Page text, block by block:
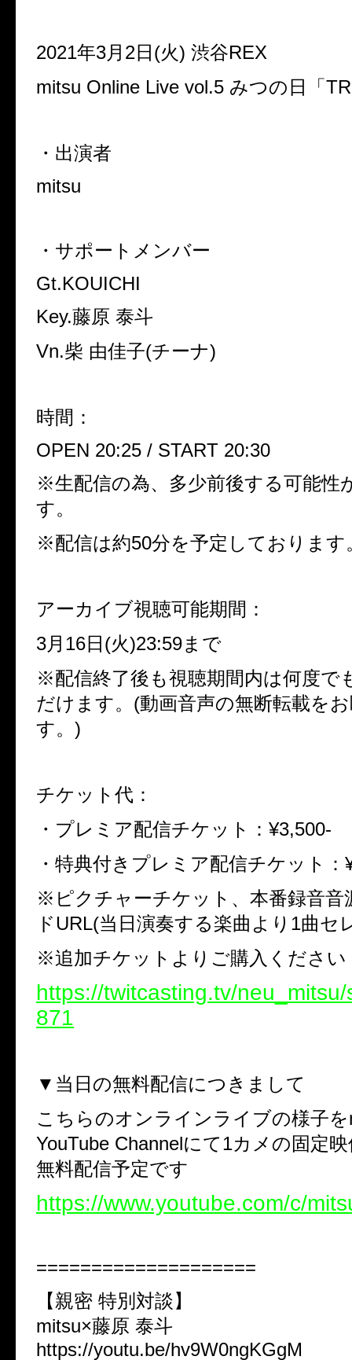
2021年3月 2日 (火) 渋谷REX
mitsu Online Live vol.5 みつの日「
・出演者
mitsu
・サポートメンバー
Gt.KOUICHI
Key.藤原 泰斗
Vn.柴 由佳子(チーナ)
時間：
OPEN 20:25 / START 20:30
※生配信の為、多少前後する可能性
す。
※配信は約50分を予定しております
アーカイブ視聴可能期間：
3月 16日 (火)23:59まで
※配信終了後も視聴期間内は何度で
だけます。 (動画音声の無断転載を
す。 )
チケット代：
・プレミア配信チケット： ¥3,500-
・特典付きプレミア配信チケット：
※ ピクチャーチケット、本番録音音
ドURL(当日演奏する楽曲より 1曲セ
※追加チケットよりご購入ください
https://twitcasting.tv/
871
▼ 当日の無料配信につきまして
こちらのオンラインライブの様子を
YouTube Channelにて1カメの固定
無料配信予定です
https://www.youtube.com/c/
====================
【親密 特別対談】
mitsu×藤原 泰斗
https://youtu.be/hv9W0ngKGgM